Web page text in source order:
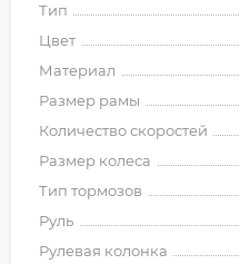
Тип
Цвет
Материал
Размер рамы
Количество скоростей
Размер колеса
Тип тормозов
Руль
Рулевая колонка